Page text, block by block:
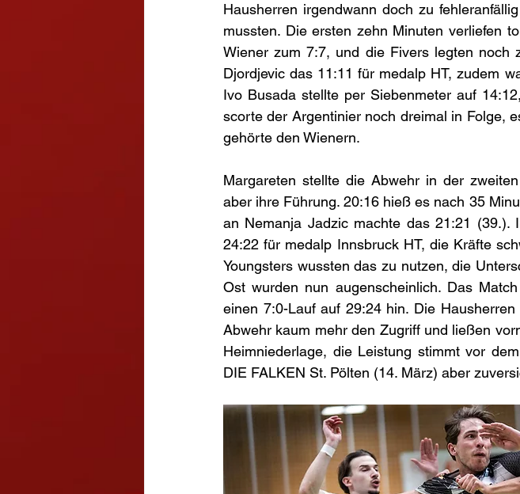
Hausherren irgendwann doch zu
mussten. Die ersten zehn Minuten verliefen
Wiener zum 7:7, und die Fivers legten noch
Djordjevic das 11:11 für medalp HT, zudem
Ivo Busada stellte per Siebenmeter auf
scorte der Argentinier noch dreimal in Folge,
gehörte den Wienern.
Margareten stellte die Abwehr in der
aber ihre Führung. 20:16 hieß es nach 35
an Nemanja Jadzic machte das 21:21
24:22 für medalp Innsbruck HT, die Kräfte
Youngsters wussten das zu nutzen, die
Ost wurden nun augenscheinlich. Das
einen 7:0-Lauf auf 29:24 hin. Die
Abwehr kaum mehr den Zugriff und ließen
Heimniederlage, die Leistung stimmt vor
DIE FALKEN St. Pölten (14. März) aber